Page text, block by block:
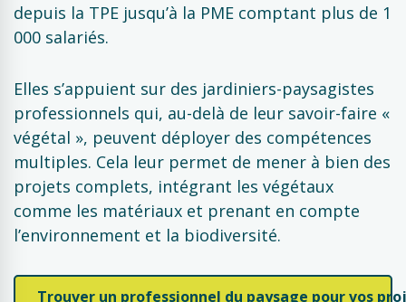
depuis la TPE jusqu’à la PME comptant plus de 1
000 salariés.
Elles s’appuient sur des jardiniers-paysagistes
professionnels qui, au-delà de leur savoir-faire «
végétal », peuvent déployer des compétences
multiples. Cela leur permet de mener à bien des
projets complets, intégrant les végétaux
comme les matériaux et prenant en compte
l’environnement et la biodiversité.
Trouver un professionnel du paysage pour vos